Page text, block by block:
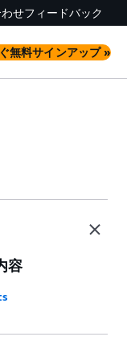
せフィードバック
無料サインアップ »
容